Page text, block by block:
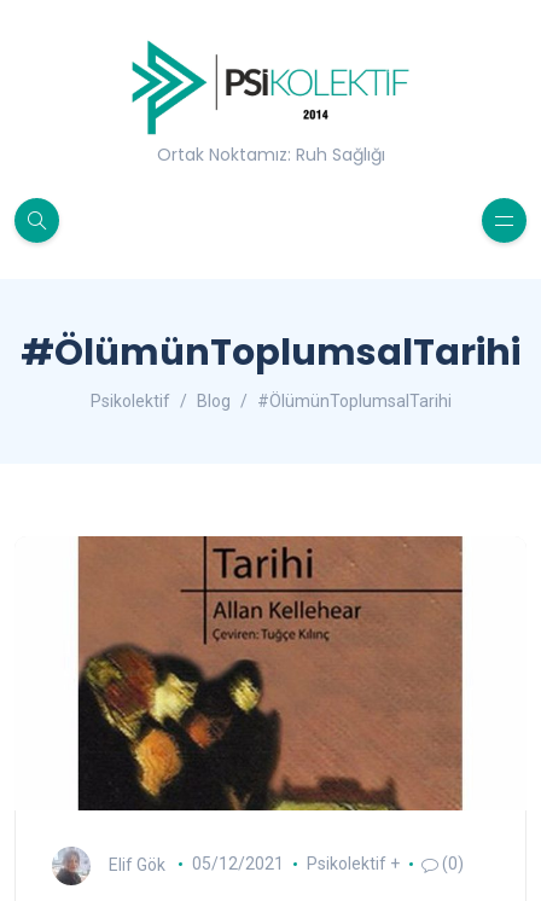
Ortak Noktamız: Ruh Sağlığı
#ÖlümünToplumsalTarihi
Psikolektif Blog #ÖlümünToplumsalTarihi
Elif Gök 05/12/2021 Psikolektif + (0)